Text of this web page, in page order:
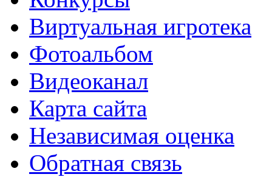
Виртуальная игротека
Фотоальбом
Видеоканал
Карта сайта
Независимая оценка
Обратная связь